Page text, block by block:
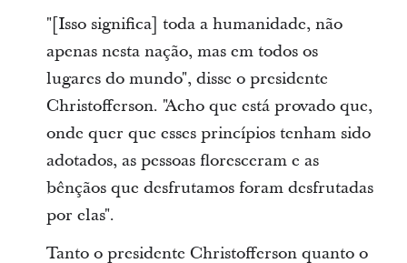
"[Isso significa] toda a humanidade, não
apenas nesta nação, mas em todos os
lugares do mundo", disse o presidente
Christofferson. "Acho que está provado que,
onde quer que esses princípios tenham sido
adotados, as pessoas floresceram e as
bênçãos que desfrutamos foram desfrutadas
por elas".
Tanto o presidente Christofferson quanto o